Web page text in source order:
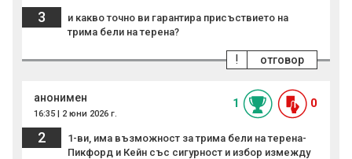
3
и какво точно ви гарантира присъствието на
трима бели на терена?
отговор
!
анонимен
16:35 | 2 юни 2026 г.
1 0
2
1-ви, има възможност за трима бели на терена-
Пикфорд и Кейн със сигурност и избор измежду